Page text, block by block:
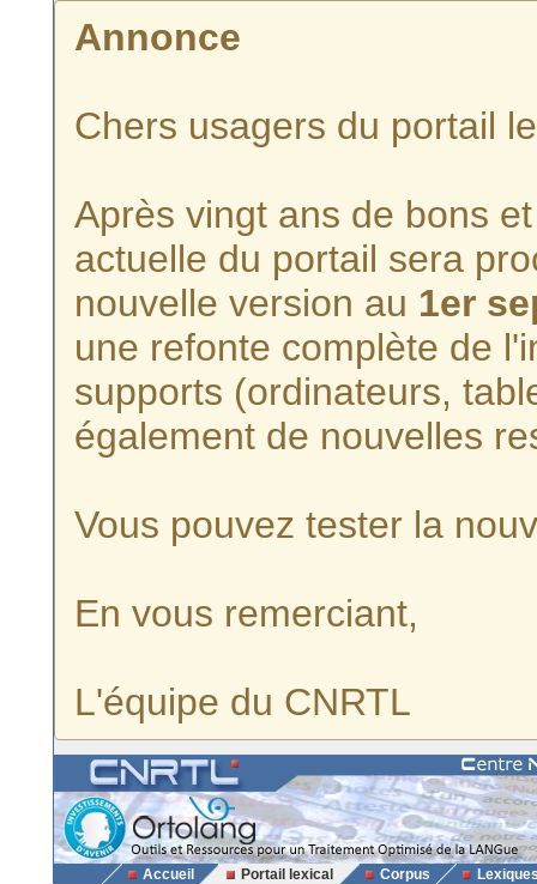
Annonce
Chers usagers du portail
Après vingt ans de bons
actuelle du portail sera
nouvelle version au 1er
une refonte complète de
supports (ordinateurs,
également de nouvelles
Vous pouvez tester la
En vous remerciant,
L'équipe du CNRTL
Accueil Portail lexical Corpus